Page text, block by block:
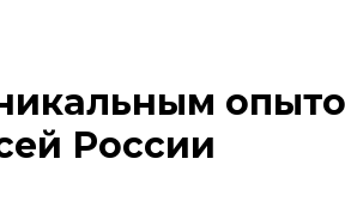
России